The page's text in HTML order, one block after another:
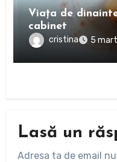
Viața de
cabinet
cristina 5
Lasă un
Adresa ta de email